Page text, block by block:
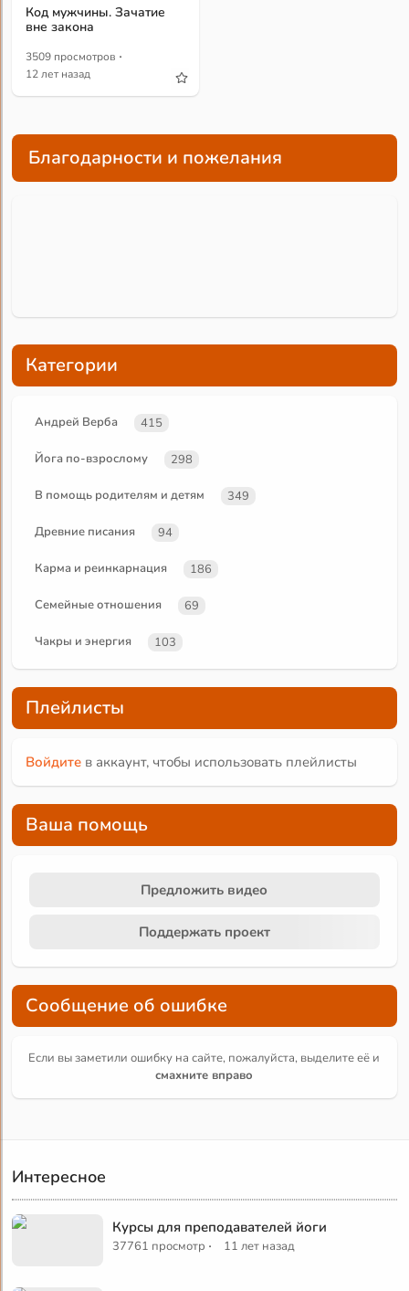
Код мужчины. Зачатие
вне закона
3509 просмотров ·
12 лет назад
Благодарности и пожелания
Категории
Андрей Верба 415
Йога по-взрослому 298
В помощь родителям и детям 349
Древние писания 94
Карма и реинкарнация 186
Семейные отношения 69
Чакры и энергия 103
Плейлисты
Войдите в аккаунт, чтобы использовать плейлисты
Ваша помощь
Предложить видео
Поддержать проект
Сообщение об ошибке
Если вы заметили ошибку на сайте, пожалуйста, выделите её и
смахните вправо
Интересное
Курсы для преподавателей йоги
37761 просмотр · 11 лет назад